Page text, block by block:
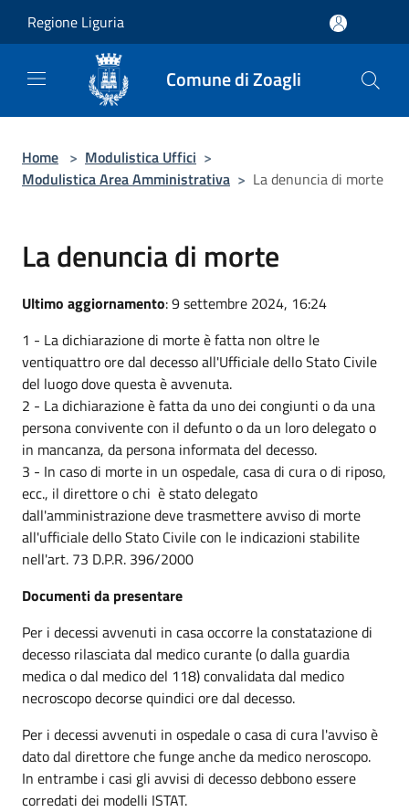
Regione Liguria
Comune di Zoagli
Home > Modulistica Uffici >
Modulistica Area Amministrativa > La denuncia di morte
La denuncia di morte
Ultimo aggiornamento: 9 settembre 2024, 16:24
1 - La dichiarazione di morte è fatta non oltre le
ventiquattro ore dal decesso all'Ufficiale dello Stato Civile
del luogo dove questa è avvenuta.
2 - La dichiarazione è fatta da uno dei congiunti o da una
persona convivente con il defunto o da un loro delegato o
in mancanza, da persona informata del decesso.
3 - In caso di morte in un ospedale, casa di cura o di riposo,
ecc., il direttore o chi è stato delegato
dall'amministrazione deve trasmettere avviso di morte
all'ufficiale dello Stato Civile con le indicazioni stabilite
nell'art. 73 D.P.R. 396/2000
Documenti da presentare
Per i decessi avvenuti in casa occorre la constatazione di
decesso rilasciata dal medico curante (o dalla guardia
medica o dal medico del 118) convalidata dal medico
necroscopo decorse quindici ore dal decesso.
Per i decessi avvenuti in ospedale o casa di cura l'avviso è
dato dal direttore che funge anche da medico neroscopo.
In entrambe i casi gli avvisi di decesso debbono essere
corredati dei modelli ISTAT.